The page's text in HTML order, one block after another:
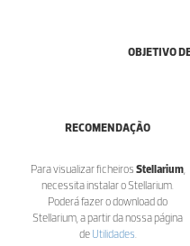
OBJETIVO
RECOMENDAÇÃO
Para visualizar ficheiros Stellarium,
necessita instalar o Stellarium.
Poderá fazer o download do
Stellarium, a partir da nossa página
de Utilidades